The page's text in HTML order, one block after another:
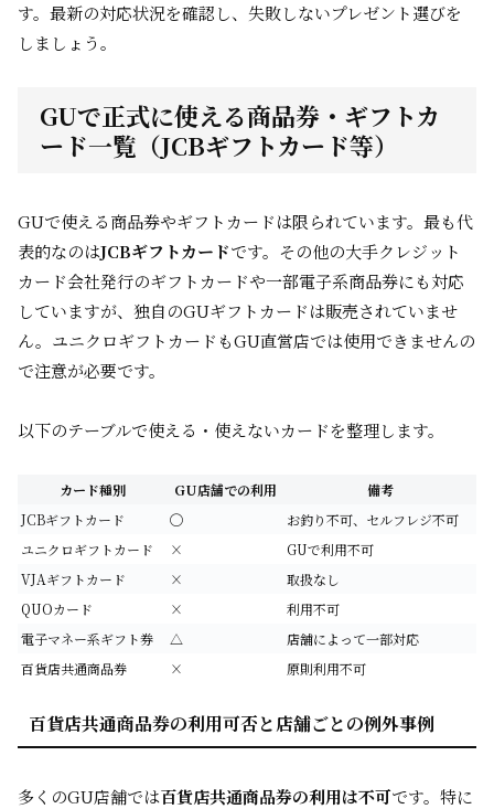
す。最新の対応状況を確認し、失敗しないプレゼント選びを
しましょう。
GUで正式に使える商品券・ギフトカ
ード一覧（JCBギフトカード等）
GUで使える商品券やギフトカードは限られています。最も代
表的なのはJCBギフトカードです。その他の大手クレジット
カード会社発行のギフトカードや一部電子系商品券にも対応
していますが、独自のGUギフトカードは販売されていませ
ん。ユニクロギフトカードもGU直営店では使用できませんの
で注意が必要です。
以下のテーブルで使える・使えないカードを整理します。
カード種別 GU店舗での利用
備考
JCBギフトカード
◯
お釣り不可、セルフレジ不可
ユニクロギフトカード
×
GUで利用不可
VJAギフトカード
×
取扱なし
QUOカード
×
利用不可
電子マネー系ギフト券
△
店舗によって一部対応
百貨店共通商品券
× 原則利用不可
百貨店共通商品券の利用可否と店舗ごとの例外事例
多くのGU店舗では百貨店共通商品券の利用は不可です。特に